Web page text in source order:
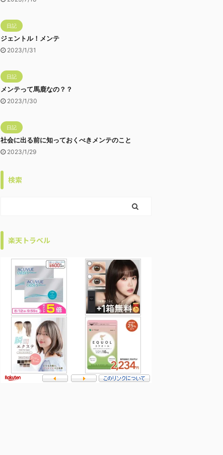
日記
ジェントル！メンテ
2023/1/31
日記
メンテって馬鹿なの？？
2023/1/30
日記
社会に出る前に知っておくべきメンテのこと
2023/1/29
検索
楽天トラベル